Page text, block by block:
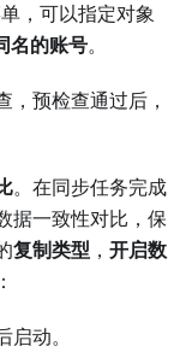
，可以指定对象
名的账号。
，预检查通过后，
。在同步任务完成
据一致性对比，保
复制类型 ， 开启数
启动。